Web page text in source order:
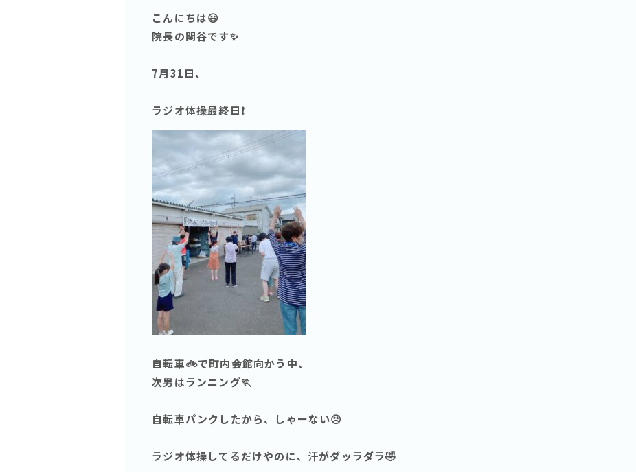
こんにちは😃
院長の関谷です✨
7月31日、
ラジオ体操最終日❗️
自転車🚲で町内会館向かう中、
次男はランニング🏃
自転車パンクしたから、しゃーない😣
ラジオ体操してるだけやのに、汗がダッラダラ🤣